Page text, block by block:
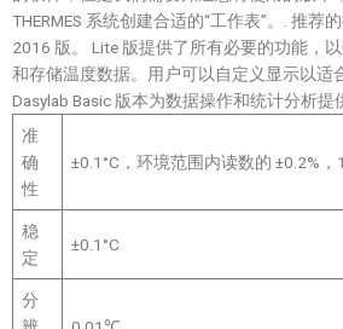
THERMES 系统创建合适的“工作表”。. 推荐
2016 版。 Lite 版提供了所有必要的功能，
和存储温度数据。用户可以自定义显示以适
Dasylab Basic 版本为数据操作和统计分析
准
确
性
±0.1°C，环境范围内读数的 ±0.2%，
稳
定
±0.1°C
分